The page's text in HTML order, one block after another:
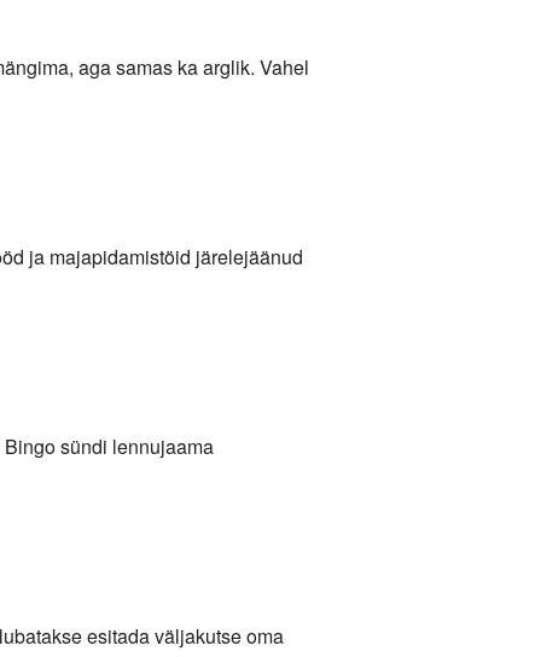
aga samas ka arglik. Vahel
ja majapidamistöid järelejäänud
sündi lennujaama
esitada väljakutse oma